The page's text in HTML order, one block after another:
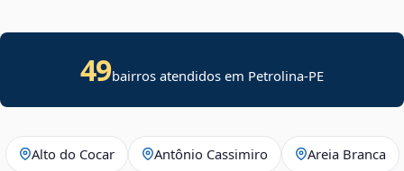
49bairros atendidos em Petrolina-PE
Alto do Cocar Antônio Cassimiro Areia Branca